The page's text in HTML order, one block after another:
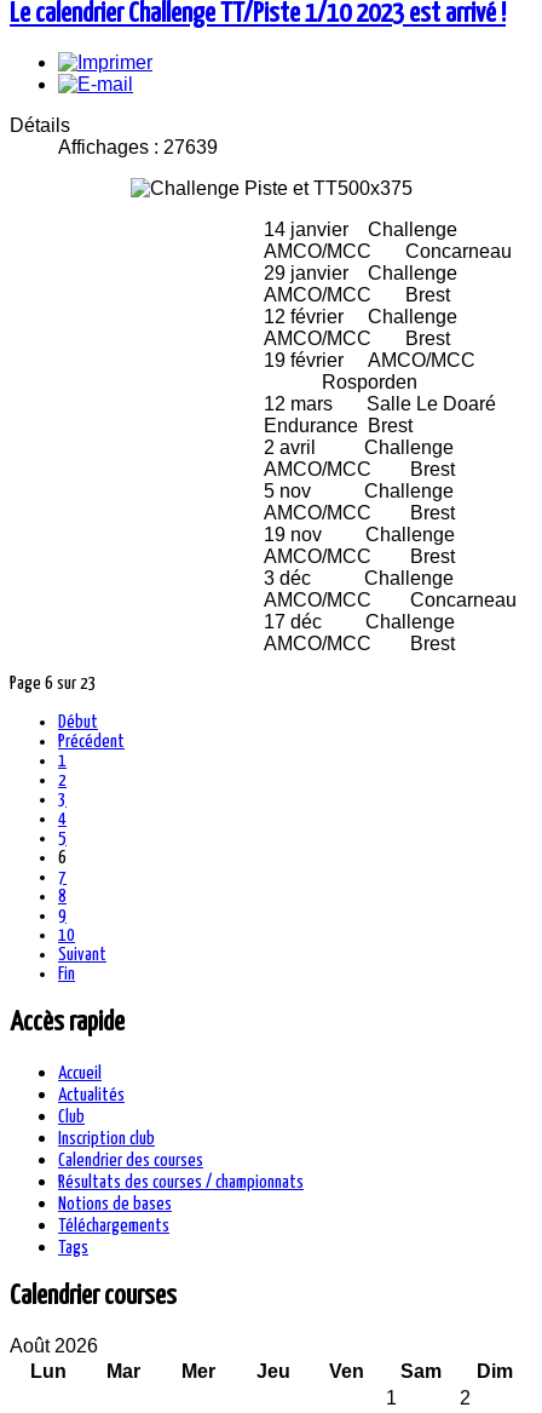
Le calendrier Challenge TT/Piste 1/10 2023 est arrivé !
Détails
Affichages : 27639
14 janvier Challenge
AMCO/MCC Concarneau
29 janvier Challenge
AMCO/MCC Brest
12 février Challenge
AMCO/MCC Brest
19 février AMCO/MCC
Rosporden
12 mars Salle Le Doaré
Endurance Brest
2 avril Challenge
AMCO/MCC Brest
5 nov Challenge
AMCO/MCC Brest
19 nov Challenge
AMCO/MCC Brest
3 déc Challenge
AMCO/MCC Concarneau
17 déc Challenge
AMCO/MCC Brest
Page 6 sur 23
Début
Précédent
1
2
3
4
5
6
7
8
9
10
Suivant
Fin
Accès rapide
Accueil
Actualités
Club
Inscription club
Calendrier des courses
Résultats des courses / championnats
Notions de bases
Téléchargements
Tags
Calendrier courses
Août 2026
Lun
Mar Mer Jeu Ven Sam
Dim
1
2